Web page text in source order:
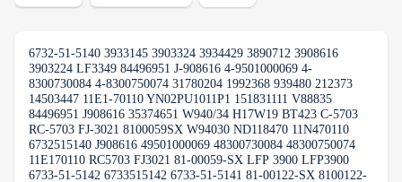
6732-51-5140 3933145 3903324 3934429 3890712 3908616
3903224 LF3349 84496951 J-908616 4-9501000069 4-
8300730084 4-8300750074 31780204 1992368 939480 212373
14503447 11E1-70110 YN02PU1011P1 151831111 V88835
84496951 J908616 35374651 W940/34 H17W19 BT423 C-5703
RC-5703 FJ-3021 8100059SX W94030 ND118470 11N470110
6732515140 J908616 49501000069 48300730084 48300750074
11E170110 RC5703 FJ3021 81-00059-SX LFP 3900 LFP3900
6733-51-5142 6733515142 6733-51-5141 81-00122-SX 8100122-